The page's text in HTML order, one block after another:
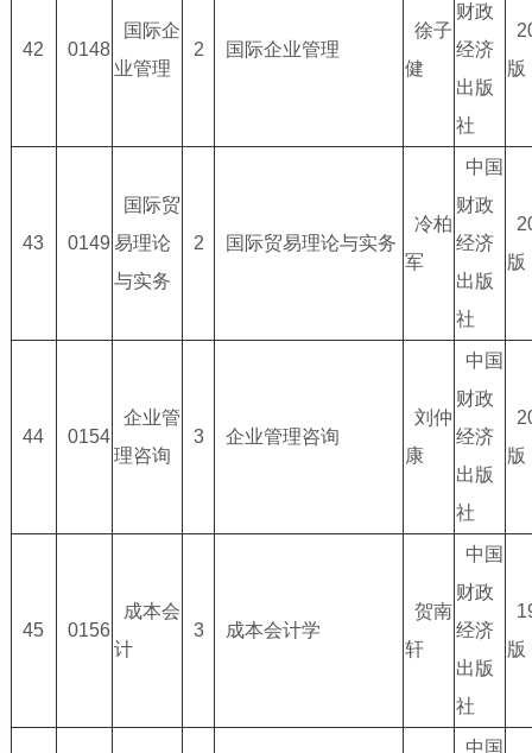
42 0148
国际企
业管理
2 国际企业管理
徐子
健
财政
经济
出版
社
版
43 0149
国际贸
易理论
与实务
2 国际贸易理论与实务
冷柏
军
中国
财政
经济
出版
社
版
44 0154
企业管
理咨询
3 企业管理咨询
刘仲
康
中国
财政
经济
出版
社
版
45 0156
成本会
计
3 成本会计学
贺南
轩
中国
财政
经济
出版
社
版
中国